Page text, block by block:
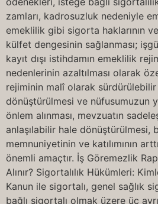
zamları, kadrosuzluk nedeniyle
emeklilik gibi sigorta haklarının
külfet dengesinin sağlanması;
kayıt dışı istihdamın emeklilik
nedenlerinin azaltılması olarak
rejiminin malî olarak sürdürülebilir
dönüştürülmesi ve nüfusumuzun
önlem alınması, mevzuatın
anlaşılabilir hale dönüştürülmesi,
memnuniyetinin ve katılımının
önemli amaçtır. İş Göremezlik
Alınır? Sigortalılık Hükümleri:
Kanun ile sigortalı, genel sağlık
bağlı sigortalı olmak üzere üç